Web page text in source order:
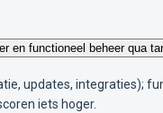
en functioneel beheer qua
updates, integraties);
iets hoger.